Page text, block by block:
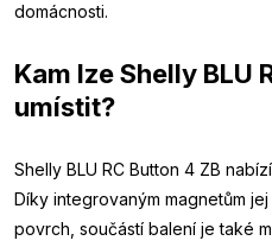
domácnosti.
Kam lze Shelly BLU
umístit?
Shelly BLU RC Button 4 ZB
Díky integrovaným magnetům
povrch, součástí balení je také